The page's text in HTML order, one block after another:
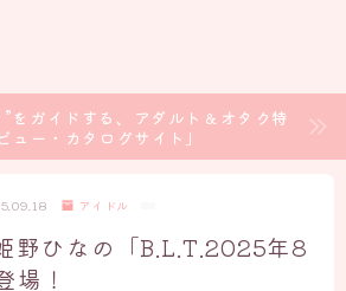
”をガイドする、アダルト＆オタク特
ュー・カタログサイト」
アイドル
野ひなの「B.L.T.2025年8
場！